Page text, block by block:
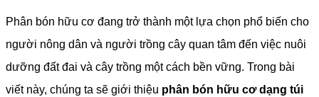
Phân bón hữu cơ đang trở thành một lựa chọn phổ biến cho
người nông dân và người trồng cây quan tâm đến việc nuôi
dưỡng đất đai và cây trồng một cách bền vững. Trong bài
viết này, chúng ta sẽ giới thiệu phân bón hữu cơ dạng túi